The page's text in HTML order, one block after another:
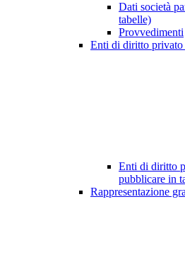
Dati società
tabelle)
Provvedimenti
Enti di diritto privato
Enti di diritto
pubblicare in
Rappresentazione